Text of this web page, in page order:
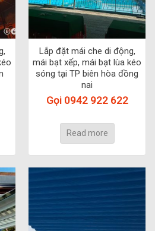
Lắp đặt mái che di động,
mái bạt xếp, mái bạt lùa kéo
sóng tại TP biên hòa đồng
nai
Gọi 0942 922 622
Read more